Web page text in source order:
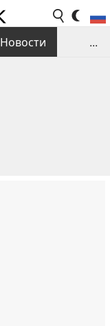
Новости
...